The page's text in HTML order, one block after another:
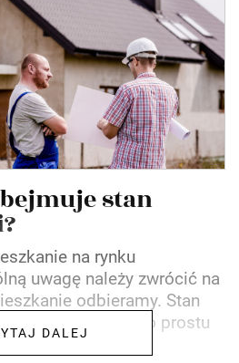
stan
na rynku
uwagę należy zwrócić na
odbieramy. Stan
przypadkach po prostu
DALEJ